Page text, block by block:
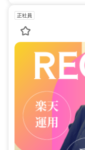
正社員